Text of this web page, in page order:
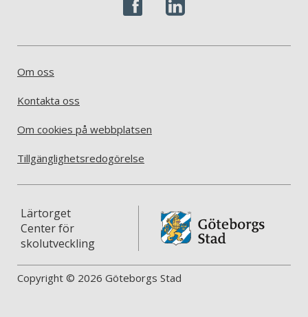
Om oss
Kontakta oss
Om cookies på webbplatsen
Tillgänglighetsredogörelse
Lärtorget
Center för
skolutveckling
Copyright © 2026 Göteborgs Stad